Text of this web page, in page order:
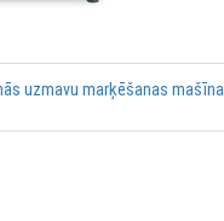
uzmavu marķēšanas mašīna